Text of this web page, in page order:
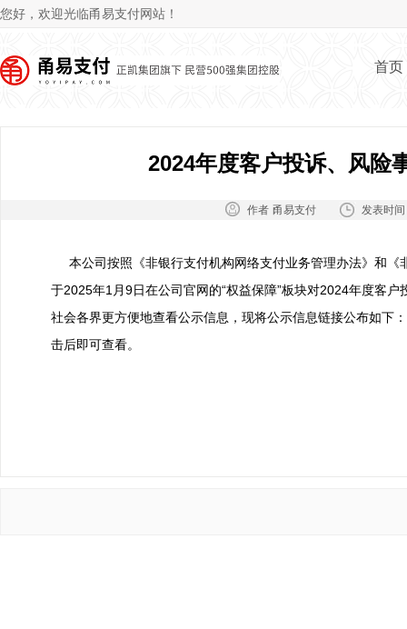
您好，欢迎光临甬易支付网站！
首页
2024年度客户投诉、风险
作者：甬易支付 发表时
本公司按照《非银行支付机构网络支付业务管理办法》和
于2025年1月9日在公司官网的“权益保障”板块对2024年度客
社会各界更方便地查看公示信息，现将公示信息链接公布如下：
击后即可查看。